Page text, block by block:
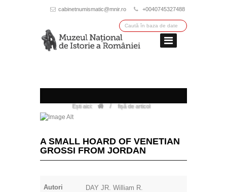
cabinetnumismatic@mnir.ro +0040745327488
Ești aici: / fișă de articol
A SMALL HOARD OF VENETIAN
GROSSI FROM JORDAN
Autori DAY JR. William R.